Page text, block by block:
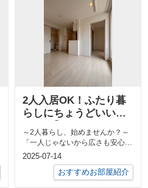
2人入居OK！ふたり暮
らしにちょうどいい
1LDK【Grandtic
Nagoya Castle 105号
室】
～2人暮らし、始めませんか？～
「一人じゃないから広さも安心感
も大切」そんなふたりにぴったり
のお部屋が...
2025-07-14
おすすめお部屋紹介